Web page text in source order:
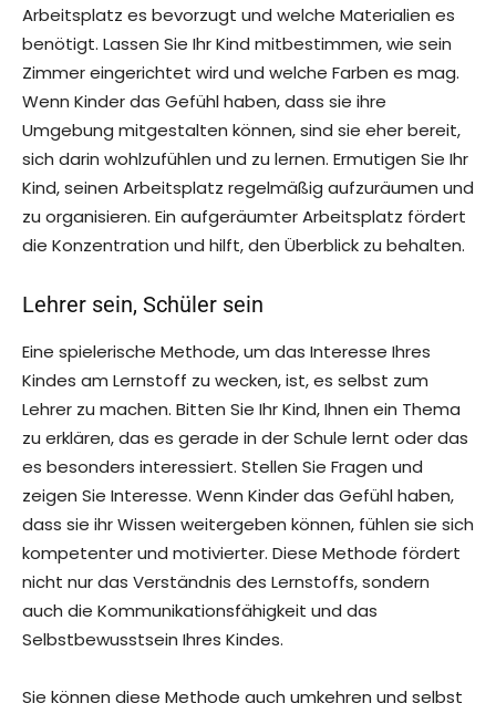
Arbeitsplatz es bevorzugt und welche Materialien es
benötigt. Lassen Sie Ihr Kind mitbestimmen, wie sein
Zimmer eingerichtet wird und welche Farben es mag.
Wenn Kinder das Gefühl haben, dass sie ihre
Umgebung mitgestalten können, sind sie eher bereit,
sich darin wohlzufühlen und zu lernen. Ermutigen Sie Ihr
Kind, seinen Arbeitsplatz regelmäßig aufzuräumen und
zu organisieren. Ein aufgeräumter Arbeitsplatz fördert
die Konzentration und hilft, den Überblick zu behalten.
Lehrer sein, Schüler sein
Eine spielerische Methode, um das Interesse Ihres
Kindes am Lernstoff zu wecken, ist, es selbst zum
Lehrer zu machen. Bitten Sie Ihr Kind, Ihnen ein Thema
zu erklären, das es gerade in der Schule lernt oder das
es besonders interessiert. Stellen Sie Fragen und
zeigen Sie Interesse. Wenn Kinder das Gefühl haben,
dass sie ihr Wissen weitergeben können, fühlen sie sich
kompetenter und motivierter. Diese Methode fördert
nicht nur das Verständnis des Lernstoffs, sondern
auch die Kommunikationsfähigkeit und das
Selbstbewusstsein Ihres Kindes.
Sie können diese Methode auch umkehren und selbst